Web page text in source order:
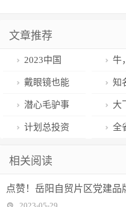
文章推荐
2023中国
（西部）健康
食品博览会将
于6月16日开
牛
么“
戴眼镜也能
当航天员？
知
布关
人去
潜心毛驴事
业 助力乡村振
大
“大”
计划总投资
域，广西14市
全
口货
相关阅读
点赞！岳阳自贸片区党建品